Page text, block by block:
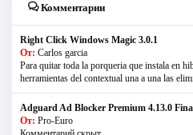
Комментарии
Right Click Windows Magic 3.0.1
От: Carlos garcia
Para quitar toda la porqueria que instala en
herramientas del contextual una a una las
Adguard Ad Blocker Premium 4.13.0
От: Pro-Euro